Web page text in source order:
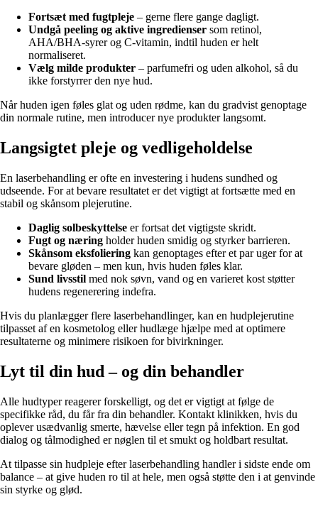
Fortsæt med fugtpleje – gerne flere gange dagligt.
Undgå peeling og aktive ingredienser som retinol,
AHA/BHA-syrer og C-vitamin, indtil huden er helt
normaliseret.
Vælg milde produkter – parfumefri og uden alkohol, så du
ikke forstyrrer den nye hud.
Når huden igen føles glat og uden rødme, kan du gradvist genoptage
din normale rutine, men introducer nye produkter langsomt.
Langsigtet pleje og vedligeholdelse
En laserbehandling er ofte en investering i hudens sundhed og
udseende. For at bevare resultatet er det vigtigt at fortsætte med en
stabil og skånsom plejerutine.
Daglig solbeskyttelse er fortsat det vigtigste skridt.
Fugt og næring holder huden smidig og styrker barrieren.
Skånsom eksfoliering kan genoptages efter et par uger for at
bevare gløden – men kun, hvis huden føles klar.
Sund livsstil med nok søvn, vand og en varieret kost støtter
hudens regenerering indefra.
Hvis du planlægger flere laserbehandlinger, kan en hudplejerutine
tilpasset af en kosmetolog eller hudlæge hjælpe med at optimere
resultaterne og minimere risikoen for bivirkninger.
Lyt til din hud – og din behandler
Alle hudtyper reagerer forskelligt, og det er vigtigt at følge de
specifikke råd, du får fra din behandler. Kontakt klinikken, hvis du
oplever usædvanlig smerte, hævelse eller tegn på infektion. En god
dialog og tålmodighed er nøglen til et smukt og holdbart resultat.
At tilpasse sin hudpleje efter laserbehandling handler i sidste ende om
balance – at give huden ro til at hele, men også støtte den i at genvinde
sin styrke og glød.